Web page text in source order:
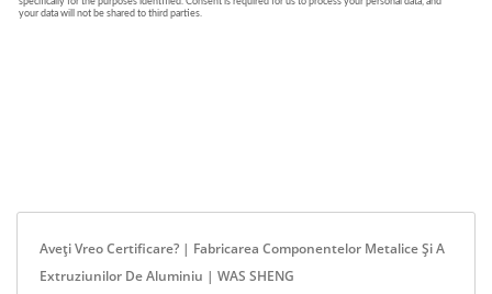
Aveți Vreo Certificare? | Fabricarea Componentelor Metalice Și A
Extruziunilor De Aluminiu | WAS SHENG